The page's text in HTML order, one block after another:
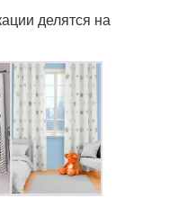
делятся на